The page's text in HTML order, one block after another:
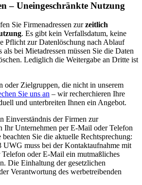
– Uneingeschränkte Nutzung
Sie Firmenadressen zur zeitlich
. Es gibt kein Verfallsdatum, keine
Pflicht zur Datenlöschung nach Ablauf
als bei Mietadressen müssen Sie die Daten
Lediglich die Weitergabe an Dritte ist
oder Zielgruppen, die nicht in unserem
Sie uns an – wir recherchieren Ihre
und unterbreiten Ihnen ein Angebot.
Einverständnis der Firmen zur
Ihr Unternehmen per E-Mail oder Telefon
Sie die aktuelle Rechtsprechung:
UWG muss bei der Kontaktaufnahme mit
oder E-Mail ein mutmaßliches
Die Einhaltung der gesetzlichen
Verantwortung des werbetreibenden